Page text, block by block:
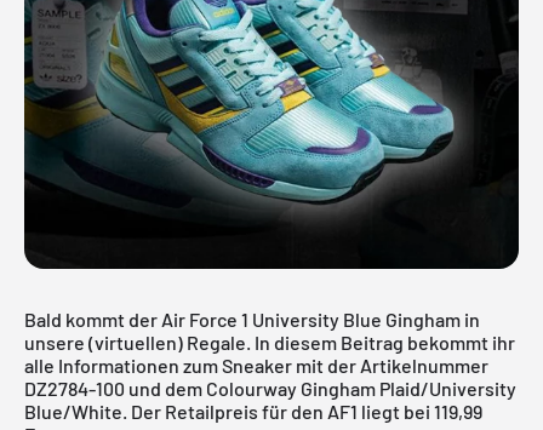
Bald kommt der Air Force 1 University Blue Gingham in
unsere (virtuellen) Regale. In diesem Beitrag bekommt ihr
alle Informationen zum Sneaker mit der Artikelnummer
DZ2784-100 und dem Colourway Gingham Plaid/University
Blue/White. Der Retailpreis für den AF1 liegt bei 119,99